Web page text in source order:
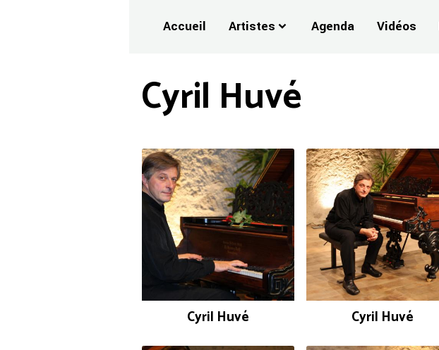
Accueil Artistes Agenda Vidéos
Cyril Huvé
Cyril Huvé Cyril Huvé